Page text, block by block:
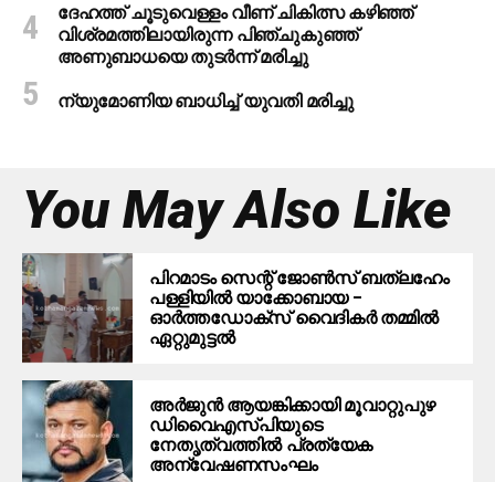
ദേഹത്ത് ചൂടുവെള്ളം വീണ് ചികിത്സ കഴിഞ്ഞ്
വിശ്രമത്തിലായിരുന്ന പിഞ്ചുകുഞ്ഞ്
അണുബാധയെ തുടര്‍ന്ന് മരിച്ചു
ന്യുമോണിയ ബാധിച്ച് യുവതി മരിച്ചു
You May Also Like
പിറമാടം സെന്റ് ജോണ്‍സ് ബത്ലഹേം
പള്ളിയില്‍ യാക്കോബായ –
ഓര്‍ത്തഡോക്‌സ് വൈദികര്‍ തമ്മില്‍
ഏറ്റുമുട്ടല്‍
അര്‍ജുന്‍ ആയങ്കിക്കായി മൂവാറ്റുപുഴ
ഡിവൈഎസ്പിയുടെ
നേതൃത്വത്തില്‍ പ്രത്യേക
അന്വേഷണസംഘം